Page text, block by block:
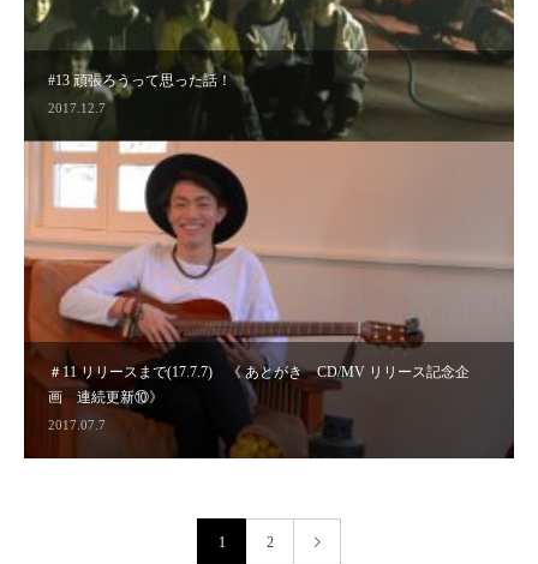
#13 頑張ろうって思った話！
2017.12.7
#12 〜JGV.vol1 生誕祭まで
2017.09.8
＃11 リリースまで(17.7.7) 《 あとがき CD/MV リリース記念企
画 連続更新⑩》
2017.07.7
1 2